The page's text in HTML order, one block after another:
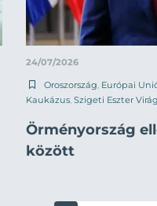
24/07/2026
Oroszország Európai
Kaukázus Szigeti Eszter Virág
Örményország
között